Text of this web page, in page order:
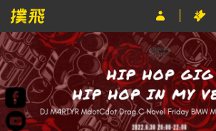
節目
主辦單位
關於撲飛